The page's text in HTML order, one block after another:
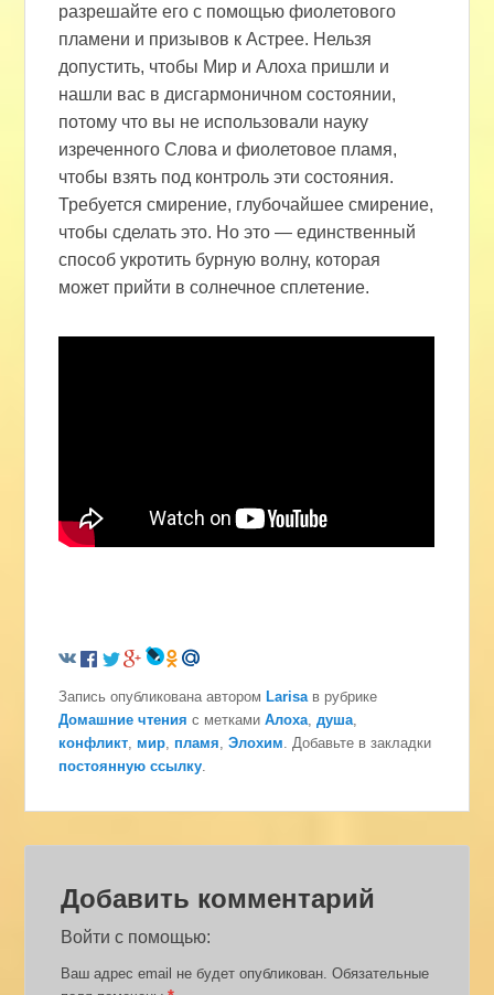
разрешайте его с помощью фиолетового
пламени и призывов к Астрее. Нельзя
допустить, чтобы Мир и Алоха пришли и
нашли вас в дисгармоничном состоянии,
потому что вы не использовали науку
изреченного Слова и фиолетовое пламя,
чтобы взять под контроль эти состояния.
Требуется смирение, глубочайшее смирение,
чтобы сделать это. Но это — единственный
способ укротить бурную волну, которая
может прийти в солнечное сплетение.
Запись опубликована автором Larisa в рубрике
Домашние чтения с меткамиАлоха ,душа
конфликт мир пламя ,Элохим . Добавьте в закладки
постоянную ссылку
Добавить комментарий
Войти с помощью:
Ваш адрес email не будет опубликован. Обязательные